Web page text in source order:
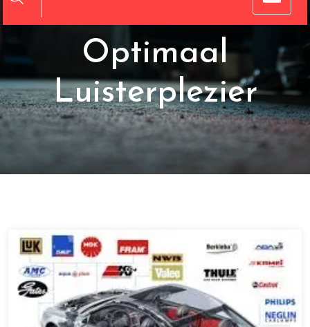
Onderdelen voor
Optimaal
Luisterplezier